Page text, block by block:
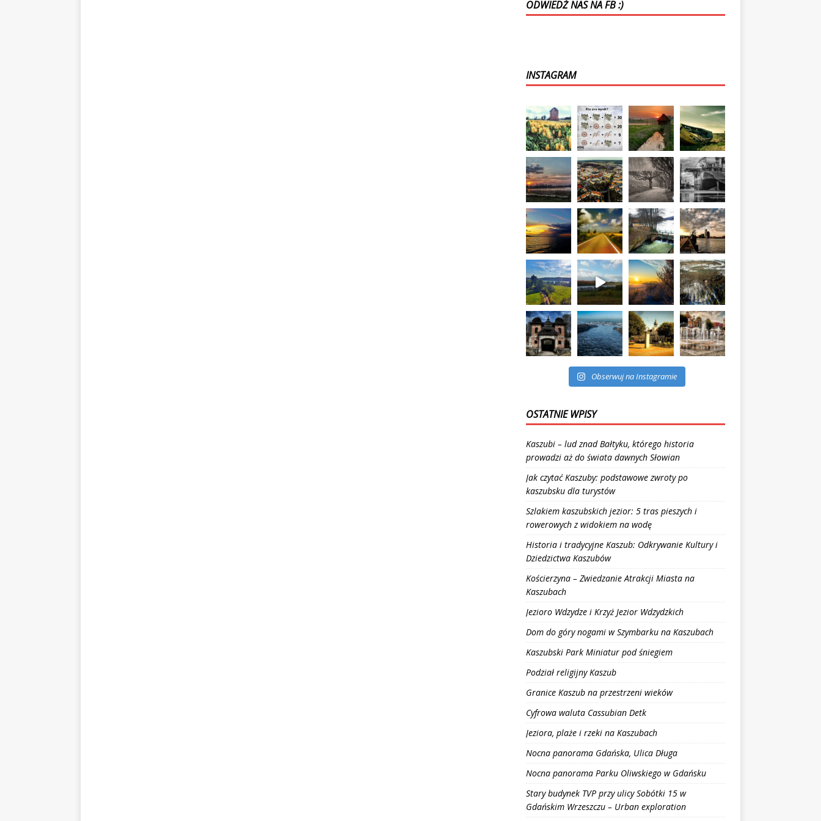
ODWIEDŹ NAS NA FB :)
INSTAGRAM
Obserwuj na Instagramie
OSTATNIE WPISY
Kaszubi – lud znad Bałtyku, którego historia
prowadzi aż do świata dawnych Słowian
Jak czytać Kaszuby: podstawowe zwroty po
kaszubsku dla turystów
Szlakiem kaszubskich jezior: 5 tras pieszych i
rowerowych z widokiem na wodę
Historia i tradycyjne Kaszub: Odkrywanie Kultury i
Dziedzictwa Kaszubów
Kościerzyna – Zwiedzanie Atrakcji Miasta na
Kaszubach
Jezioro Wdzydze i Krzyż Jezior Wdzydzkich
Dom do góry nogami w Szymbarku na Kaszubach
Kaszubski Park Miniatur pod śniegiem
Podział religijny Kaszub
Granice Kaszub na przestrzeni wieków
Cyfrowa waluta Cassubian Detk
Jeziora, plaże i rzeki na Kaszubach
Nocna panorama Gdańska, Ulica Długa
Nocna panorama Parku Oliwskiego w Gdańsku
Stary budynek TVP przy ulicy Sobótki 15 w
Gdańskim Wrzeszczu – Urban exploration